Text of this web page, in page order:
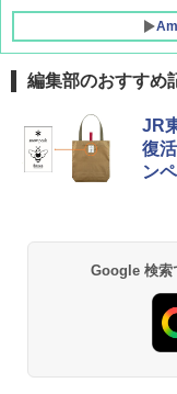
[
-
編集部のおすすめ
JR
復
ン
Google 検索